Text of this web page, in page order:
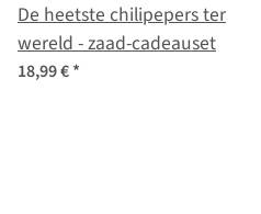
De heetste chilipepers ter
wereld - zaad-cadeauset
18,99 €*